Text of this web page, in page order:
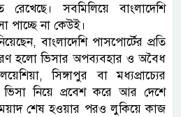
সবমিলিয়ে বাংলাদেশি
পাচ্ছে না কেউই।
বাংলাদেশি পাসপোর্টের প্রতি
হলো ভিসার অপব্যবহার ও অবৈধ
সিঙ্গাপুর বা মধ্যপ্রাচ্যের
নিয়ে প্রবেশ করে আর দেশে
শেষ হওয়ার পরও লুকিয়ে কাজ